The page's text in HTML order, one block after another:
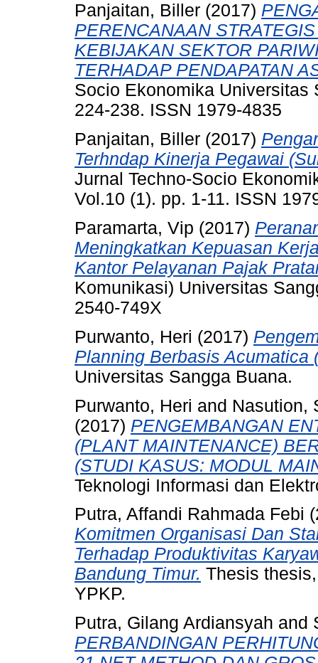
Panjaitan, Biller (2017)
PERENCANAAN
KEBIJAKAN SEKTOR
TERHADAP PENDAPATAN
Socio Ekonomika Universitas
224-238. ISSN 1979-4835
Panjaitan, Biller (2017)
Terhndap Kinerja Pegawai
Jurnal Techno-Socio
Vol.10 (1). pp. 1-11. ISSN
Paramarta, Vip (2017)
Meningkatkan Kepuasan
Kantor Pelayanan Pajak
Komunikasi) Universitas
2540-749X
Purwanto, Heri (2017)
Planning Berbasis Acumatica
Universitas Sangga Buana.
Purwanto, Heri and Nasution,
(2017) PENGEMBANGAN
(PLANT MAINTENANCE)
(STUDI KASUS: MODUL
Teknologi Informasi dan
Putra, Affandi Rahmada Febi
Komitmen Organisasi Dan
Terhadap Produktivitas
Bandung Timur. Thesis
YPKP.
Putra, Gilang Ardiansyah and
PERBANDINGAN